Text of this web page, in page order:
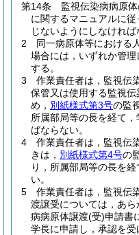
第14条
監視伝染病病原
に関するマニュアルに
じないようにしなければ
2
同一病原体等における
場合には，いずれか管
する。
3
作業責任者は，監視伝
保管又は使用する監視
め， 別紙様式第3号の監
所属部局等の長を経て
ばならない。
4
作業責任者は，監視伝
きは， 別紙様式第4号の
り，所属部局等の長を
い。
5
作業責任者は，監視伝
渡譲受については，あら
病病原体譲渡(受)申請書
学長に申請し，承認を受